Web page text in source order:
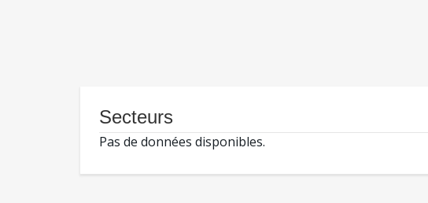
Secteurs
Pas de données disponibles.